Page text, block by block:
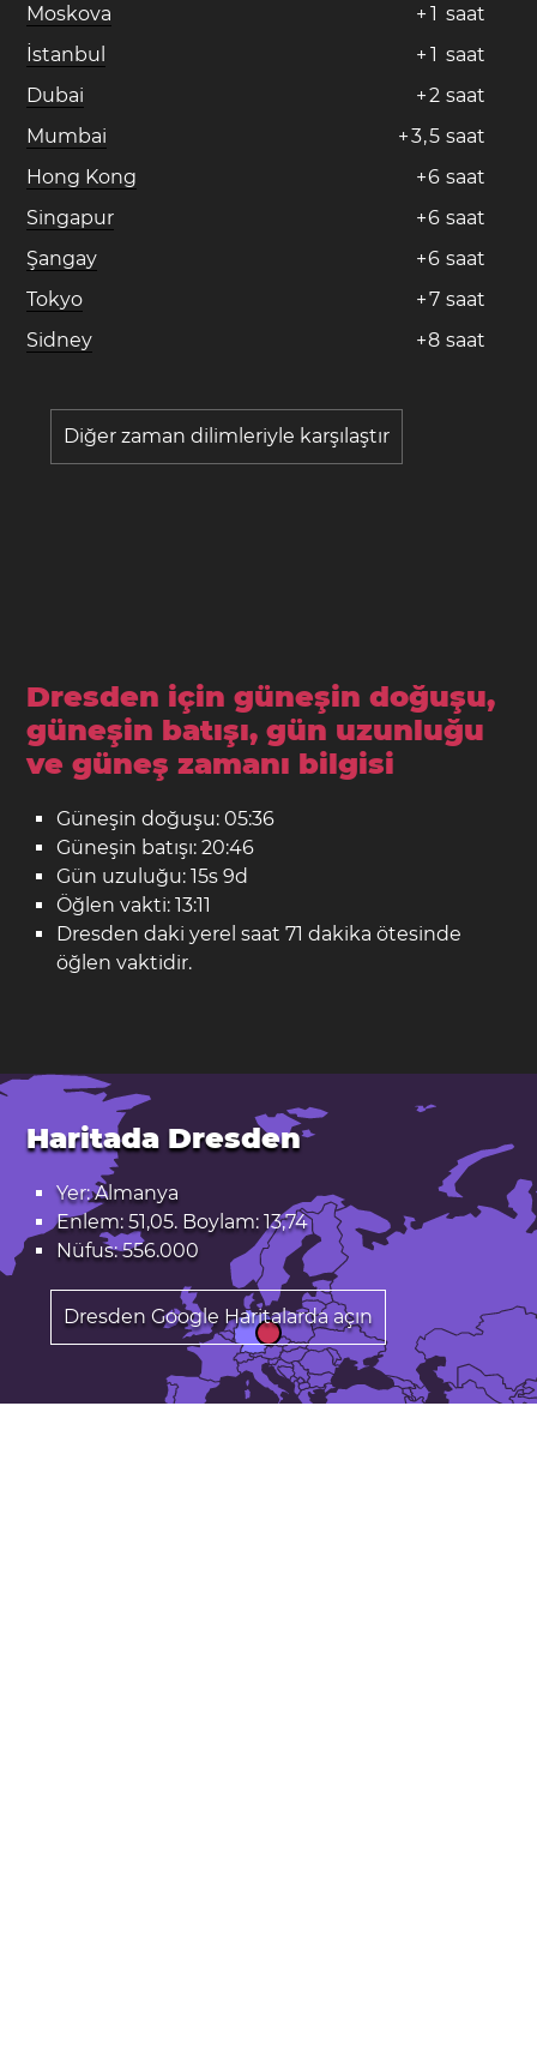
Moskova
+ 1 saat
İstanbul
+ 1 saat
Dubai
+2 saat
Mumbai
+3,5 saat
Hong Kong
+6 saat
Singapur
+6 saat
Şangay
+6 saat
Tokyo
+7 saat
Sidney
+8 saat
Diğer zaman dilimleriyle karşılaştır
Dresden için güneşin doğuşu,
güneşin batışı, gün uzunluğu
ve güneş zamanı bilgisi
Güneşin doğuşu: 05:36
Güneşin batışı: 20:46
Gün uzuluğu: 15s 9d
Öğlen vakti: 13:11
Dresden daki yerel saat 71 dakika ötesinde
öğlen vaktidir.
Haritada Dresden
Yer: Almanya
Enlem: 51,05. Boylam: 13,74
Nüfus: 556.000
Dresden Google Haritalarda açın